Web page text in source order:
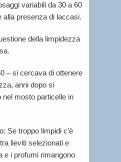
variabili da 30 a 60
alla presenza di laccasi.
della limpidezza
– si cercava di ottenere
anni dopo si
mosto particelle in
Se troppo limpidi c’è
lieviti selezionati e
e i profumi rimangono